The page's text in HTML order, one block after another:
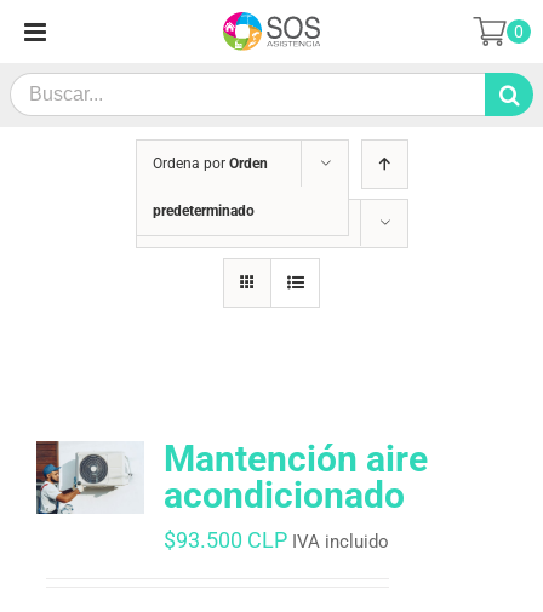
contenido
Search
for:
0
Ordena por Orden
predeterminado
Mostrar
Mantención aire
acondicionado
$93.500 CLP IVA incluido